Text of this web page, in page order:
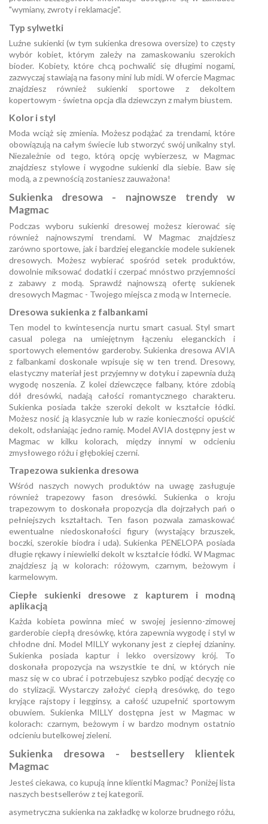
"wymiany, zwroty i reklamacje".
Typ sylwetki
Luźne sukienki (w tym sukienka dresowa oversize) to częsty
wybór kobiet, którym zależy na zamaskowaniu szerokich
bioder. Kobiety, które chcą pochwalić się długimi nogami,
zazwyczaj stawiają na fasony mini lub midi. W ofercie Magmac
znajdziesz również sukienki sportowe z dekoltem
kopertowym - świetna opcja dla dziewczyn z małym biustem.
Kolor i styl
Moda wciąż się zmienia. Możesz podążać za trendami, które
obowiązują na całym świecie lub stworzyć swój unikalny styl.
Niezależnie od tego, którą opcję wybierzesz, w Magmac
znajdziesz stylowe i wygodne sukienki dla siebie. Baw się
modą, a z pewnością zostaniesz zauważona!
Sukienka dresowa - najnowsze trendy w
Magmac
Podczas wyboru sukienki dresowej możesz kierować się
również najnowszymi trendami. W Magmac znajdziesz
zarówno sportowe, jak i bardziej eleganckie modele sukienek
dresowych. Możesz wybierać spośród setek produktów,
dowolnie miksować dodatki i czerpać mnóstwo przyjemności
z zabawy z modą. Sprawdź najnowszą ofertę sukienek
dresowych Magmac - Twojego miejsca z modą w Internecie.
Dresowa sukienka z falbankami
Ten model to kwintesencja nurtu smart casual. Styl smart
casual polega na umiejętnym łączeniu eleganckich i
sportowych elementów garderoby. Sukienka dresowa AVIA
z falbankami doskonale wpisuje się w ten trend. Dresowy,
elastyczny materiał jest przyjemny w dotyku i zapewnia dużą
wygodę noszenia. Z kolei dziewczęce falbany, które zdobią
dół dresówki, nadają całości romantycznego charakteru.
Sukienka posiada także szeroki dekolt w kształcie łódki.
Możesz nosić ją klasycznie lub w razie konieczności opuścić
dekolt, odsłaniając jedno ramię. Model AVIA dostępny jest w
Magmac w kilku kolorach, między innymi w odcieniu
zmysłowego różu i głębokiej czerni.
Trapezowa sukienka dresowa
Wśród naszych nowych produktów na uwagę zasługuje
również trapezowy fason dresówki. Sukienka o kroju
trapezowym to doskonała propozycja dla dojrzałych pań o
pełniejszych kształtach. Ten fason pozwala zamaskować
ewentualne niedoskonałości figury (wystający brzuszek,
boczki, szerokie biodra i uda). Sukienka PENELOPA posiada
długie rękawy i niewielki dekolt w kształcie łódki. W Magmac
znajdziesz ją w kolorach: różowym, czarnym, beżowym i
karmelowym.
Ciepłe sukienki dresowe z kapturem i modną
aplikacją
Każda kobieta powinna mieć w swojej jesienno-zimowej
garderobie ciepłą dresówkę, która zapewnia wygodę i styl w
chłodne dni. Model MILLY wykonany jest z ciepłej dzianiny.
Sukienka posiada kaptur i lekko oversizowy krój. To
doskonała propozycja na wszystkie te dni, w których nie
masz się w co ubrać i potrzebujesz szybko podjąć decyzję co
do stylizacji. Wystarczy założyć ciepłą dresówkę, do tego
kryjące rajstopy i legginsy, a całość uzupełnić sportowym
obuwiem. Sukienka MILLY dostępna jest w Magmac w
kolorach: czarnym, beżowym i w bardzo modnym ostatnio
odcieniu butelkowej zieleni.
Sukienka dresowa - bestsellery klientek
Magmac
Jesteś ciekawa, co kupują inne klientki Magmac? Poniżej lista
naszych bestsellerów z tej kategorii.
asymetryczna sukienka na zakładkę w kolorze brudnego różu,